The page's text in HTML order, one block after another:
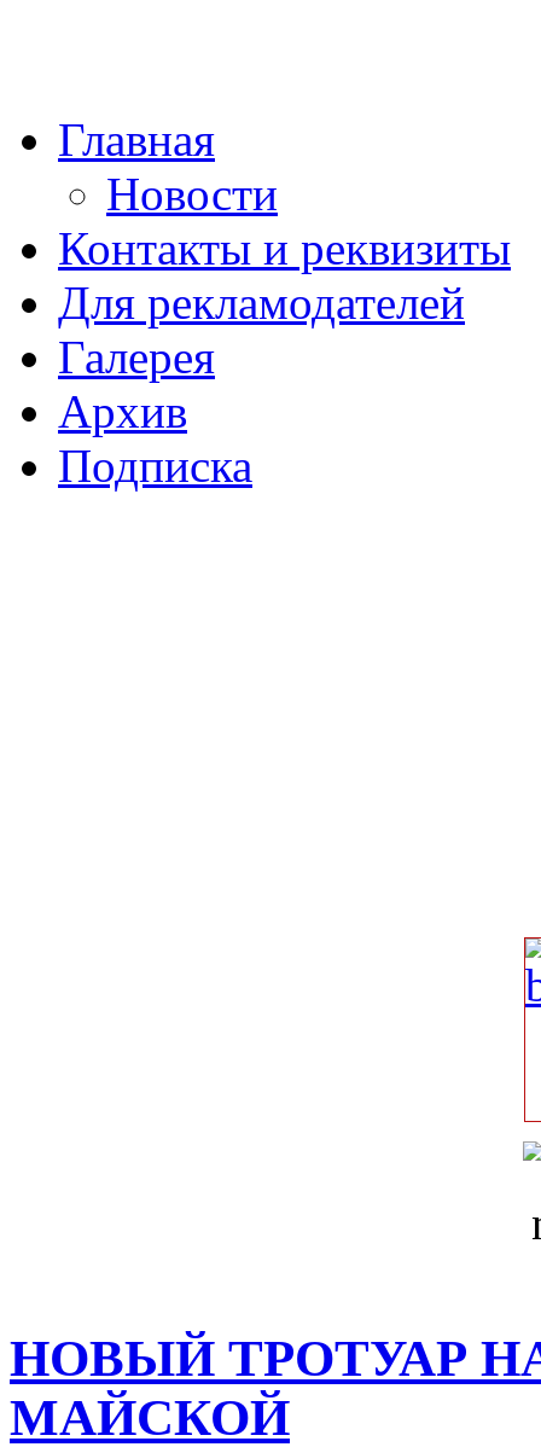
Главная
Новости
Контакты и реквизиты
Для рекламодателей
Галерея
Архив
Подписка
НОВЫЙ ТРОТУАР
МАЙСКОЙ